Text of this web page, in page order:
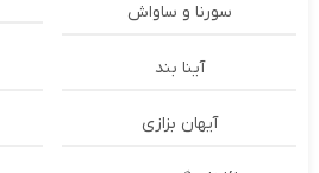
سورنا و ساواش
آینا بند
آیهان بزازی